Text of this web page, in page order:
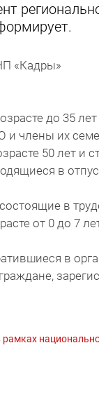
«Кадры»
до 35
и члены их
50 лет и
в
в
от 0 до 7
в